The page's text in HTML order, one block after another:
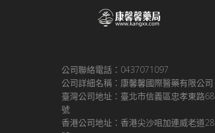
公司聯絡電話：0437071097
公司詳細名稱：康馨馨國際醫藥有限公司
臺灣公司地址：臺北市信義區忠孝東路68
號
香港公司地址：香港尖沙咀加連威老道28